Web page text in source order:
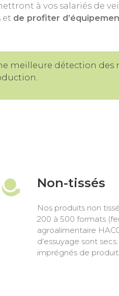
à vos salariés de
et de profiter
meilleure détection des
Non-tissés
Nos produits non
200 à 500 formats
agroalimentaire
d'essuyage sont
imprégnés de